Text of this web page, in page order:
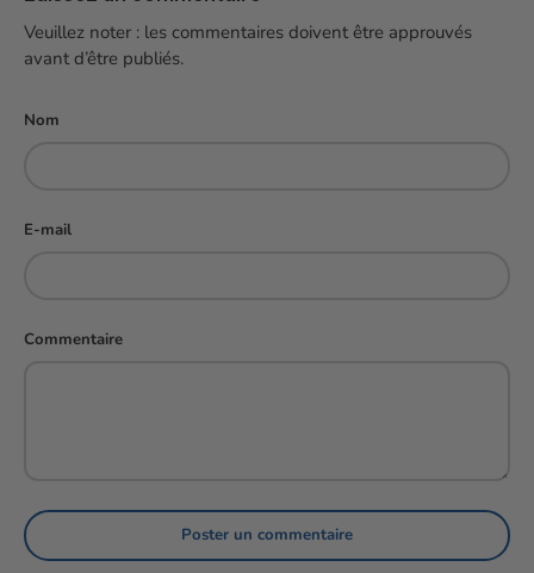
Veuillez noter : les commentaires doivent être approuvés
avant d’être publiés.
Nom
E-mail
Commentaire
Poster un commentaire